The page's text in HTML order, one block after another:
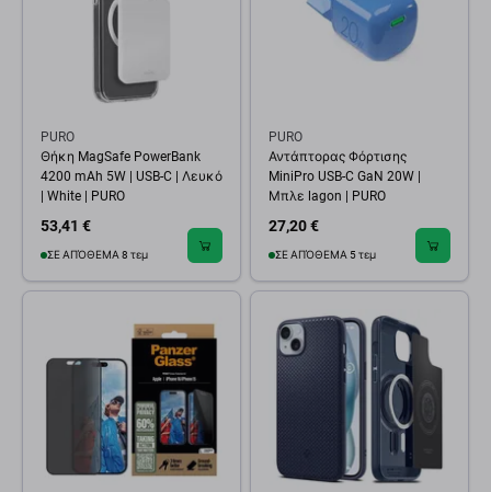
PURO
Θήκη MagSafe PowerBank
4200 mAh 5W | USB-C | Λευκό
| White | PURO
53,41 €
ΣΕ ΑΠΌΘΕΜΑ 8 τεμ
PURO
Αντάπτορας Φόρτισης
MiniPro USB-C GaN 20W |
Μπλε lagon | PURO
27,20 €
ΣΕ ΑΠΌΘΕΜΑ 5 τεμ